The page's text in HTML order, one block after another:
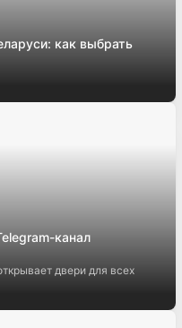
как выбрать
канал
двери для всех